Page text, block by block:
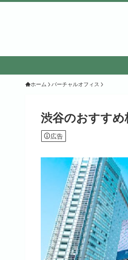
ホーム バーチャルオフィス
渋谷のおすす
広告